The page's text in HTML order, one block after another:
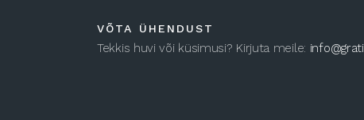
VÕTA ÜHENDUST
Tekkis huvi või küsimusi? Kirjuta meile: